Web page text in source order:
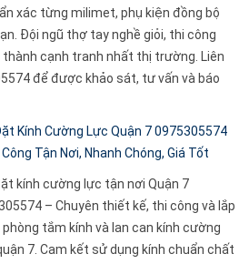
xác từng milimet, phụ kiện đồng bộ
Đội ngũ thợ tay nghề giỏi, thi công
thành cạnh tranh nhất thị trường. Liên
để được khảo sát, tư vấn và báo
Kính Cường Lực Quận 7 0975305574
Tận Nơi, Nhanh Chóng, Giá Tốt
kính cường lực tận nơi Quận 7
– Chuyên thiết kế, thi công và lắp
tắm kính và lan can kính cường
7. Cam kết sử dụng kính chuẩn chất